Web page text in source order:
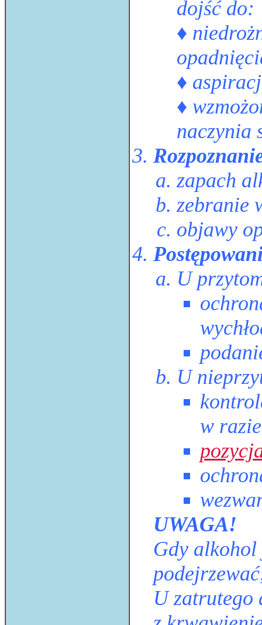
dojść do:
♦
♦
♦
naczynia
zapach
zebranie
objawy
U
U
w
UWAGA!
Gdy alkohol
U zatrutego